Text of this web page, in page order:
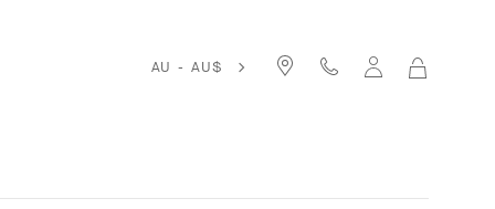
AU - AU$